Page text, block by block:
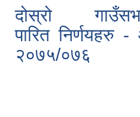
दोस्रो
पारित निर्णयहरु
२०७५/०७६